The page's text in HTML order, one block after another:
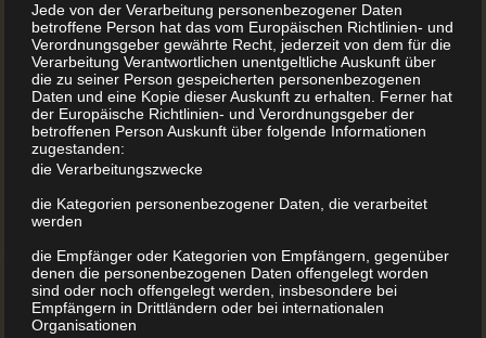
Wann dem Erfinder des modernen Buchdrucks die Idee
gekommen ist, lässt sich heute nur noch bruchstückhaft
rekonstruieren. Es gibt Hinweise darauf, dass Johannes
Gutenberg bereits während seines mehrjährigen
Aufenthalts in Straßburg mit einer Druckerpresse und
Materialien, die für den Buchdruck geeignet waren,
gearbeitet hat.
Gutenberg kannte sich mit Buchdruck aus
Zudem war dem gelernten Goldschmied der Buchdruck
Jede von der Verarbeitung personenbezogener Daten
betroffene Person hat das vom Europäischen Richtlinien- und
Verordnungsgeber gewährte Recht, jederzeit von dem für die
Verarbeitung Verantwortlichen unentgeltliche Auskunft über
die zu seiner Person gespeicherten personenbezogenen
Daten und eine Kopie dieser Auskunft zu erhalten. Ferner hat
der Europäische Richtlinien- und Verordnungsgeber der
betroffenen Person Auskunft über folgende Informationen
zugestanden:
die Verarbeitungszwecke
die Kategorien personenbezogener Daten, die verarbeitet
werden
die Empfänger oder Kategorien von Empfängern, gegenüber
denen die personenbezogenen Daten offengelegt worden
sind oder noch offengelegt werden, insbesondere bei
Empfängern in Drittländern oder bei internationalen
Organisationen